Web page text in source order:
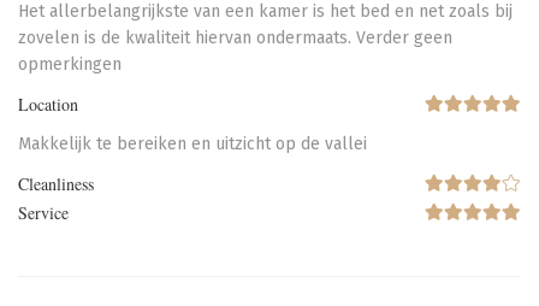
Het allerbelangrijkste van een kamer is het bed en net zoals bij
zovelen is de kwaliteit hiervan ondermaats. Verder geen
opmerkingen
Location
Makkelijk te bereiken en uitzicht op de vallei
Cleanliness
Service